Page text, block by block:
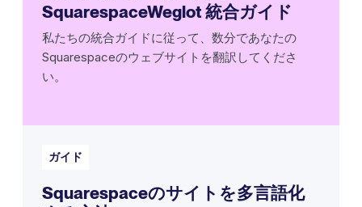
SquarespaceWeglot 統合ガイド
私たちの統合ガイドに従って、数分であなたの
Squarespaceのウェブサイトを翻訳してくださ
い。
ガイド
Squarespaceのサイトを多言語化